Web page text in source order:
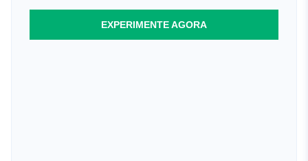
EXPERIMENTE AGORA